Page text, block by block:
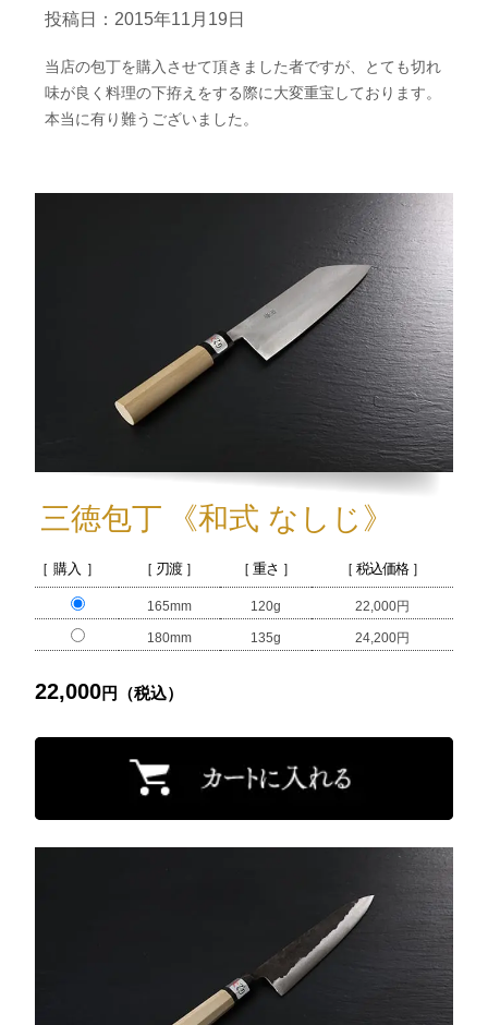
投稿日：2015年11月19日
当店の包丁を購入させて頂きました者ですが、とても切れ
味が良く料理の下拵えをする際に大変重宝しております。
本当に有り難うございました。
三徳包丁 《和式 なしじ》
［ 購入 ］ ［ 刃渡 ］ ［ 重さ ］ ［ 税込価格 ］
165mm 120g 22,000円
180mm 135g 24,200円
22,000円（税込）